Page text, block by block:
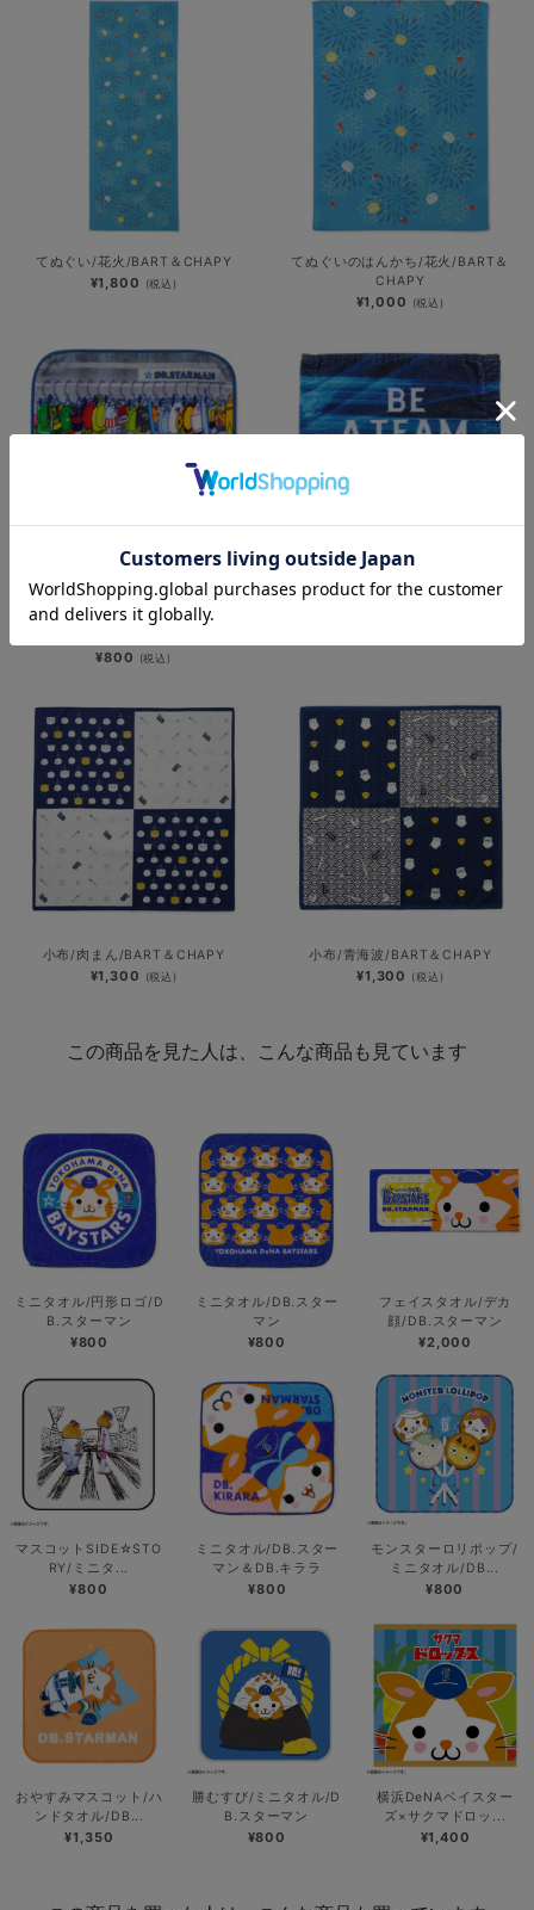
てぬぐい/花火/BART＆CHAPY
¥1,800 (税込)
てぬぐいのはんかち/花火/BART＆
CHAPY
¥1,000 (税込)
横浜DeNAベイスターズ 15th
ANNIVERSARY/おきがえご当地スタ
¥800 (税込)
2026シーズンスローガン/BE A
小布/肉まん/BART＆CHAPY
¥1,300 (税込)
小布/青海波/BART＆CHAPY
¥1,300 (税込)
この商品を見た人は、こんな商品も見ています
ミニタオル/円形ロゴ/D
B.スターマン
¥800
ミニタオル/DB.スター
マン
¥800
フェイスタオル/デカ
顔/DB.スターマン
¥2,000
マスコットSIDE☆STO
RY/ミニタ...
¥800
ミニタオル/DB.スター
マン＆DB.キララ
¥800
モンスターロリポップ/
ミニタオル/DB...
¥800
おやすみマスコット/ハ
ンドタオル/DB...
¥1,350
勝むすび/ミニタオル/D
B.スターマン
¥800
横浜DeNAベイスター
ズ×サクマドロッ...
¥1,400